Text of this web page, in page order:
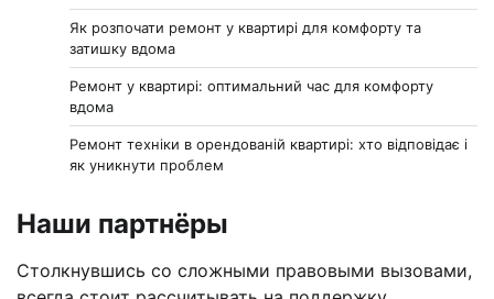
Як розпочати ремонт у квартирі для комфорту та
затишку вдома
Ремонт у квартирі: оптимальний час для комфорту
вдома
Ремонт техніки в орендованій квартирі: хто відповідає і
як уникнути проблем
Наши партнёры
Столкнувшись со сложными правовыми вызовами,